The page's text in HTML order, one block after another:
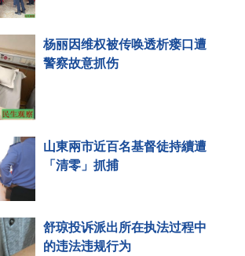
杨丽因维权被传唤透析瘘口遭
警察故意抓伤
山東兩市近百名基督徒持續遭
「清零」抓捕
舒琼投诉派出所在执法过程中
的违法违规行为